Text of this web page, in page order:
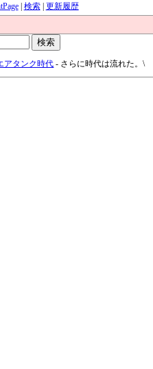
| 検索| 更新履歴
アタンク時代 - さらに時代は流れた。\